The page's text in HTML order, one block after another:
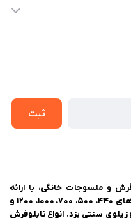
ثبت
و منسوجات خانگی، با ارائه
گسترده‌ترین محصولات از فرش ماشینی با تراکم‌های ۴۴۰، ۵۰۰، ۷۰۰، ۱۰۰۰، ۱۲۰۰ و
زیلوی سنتی یزد. انواع تابلوفرش